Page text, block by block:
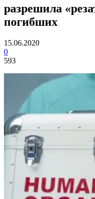
разрешила
погибших
15.06.2020
0
593